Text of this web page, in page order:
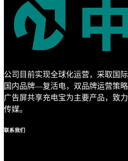
公司目前实现全球化运营，采取国
国内品牌—复活电，双品牌运营策
广告屏共享充电宝为主要产品，致
传媒。
联系我们